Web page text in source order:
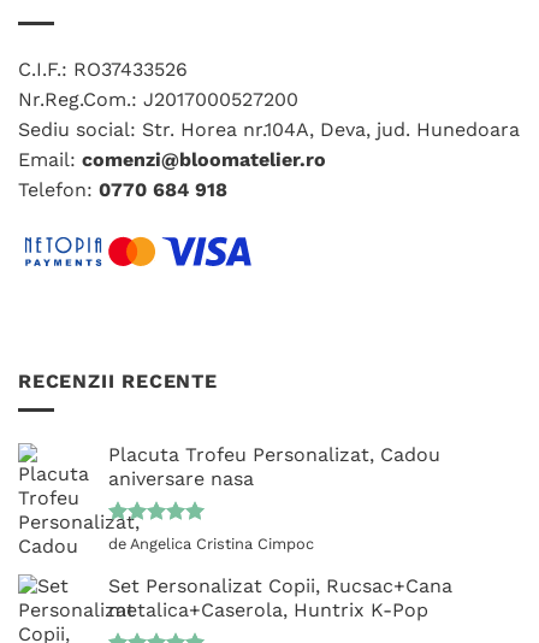
C.I.F.: RO37433526
Nr.Reg.Com.: J2017000527200
Sediu social: Str. Horea nr.104A, Deva, jud. Hunedoara
Email: comenzi@bloomatelier.ro
Telefon: 0770 684 918
RECENZII RECENTE
Placuta Trofeu Personalizat, Cadou
aniversare nasa
Evaluat la
din 5
de Angelica Cristina Cimpoc
Set Personalizat Copii, Rucsac+Cana
metalica+Caserola, Huntrix K-Pop